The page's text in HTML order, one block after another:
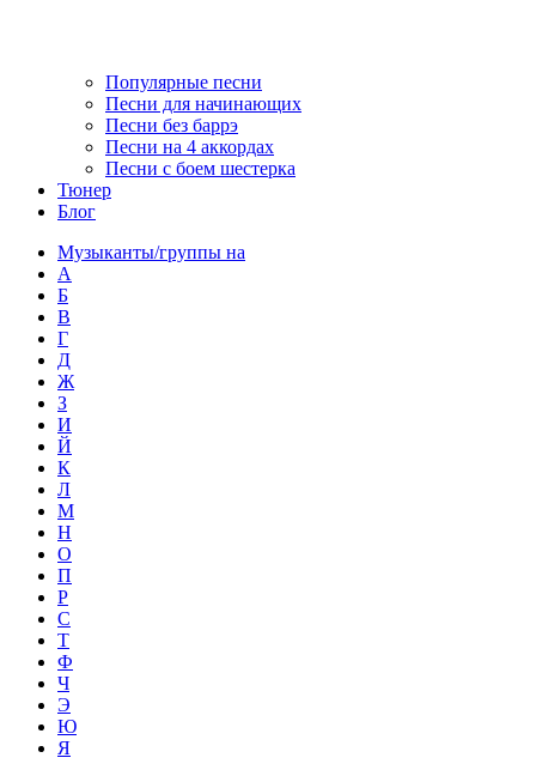
Популярные песни
Песни для начинающих
Песни без баррэ
Песни на 4 аккордах
Песни с боем шестерка
Тюнер
Блог
Музыканты/группы на
А
Б
В
Г
Д
Ж
З
И
Й
К
Л
М
Н
О
П
Р
С
Т
Ф
Ч
Э
Ю
Я